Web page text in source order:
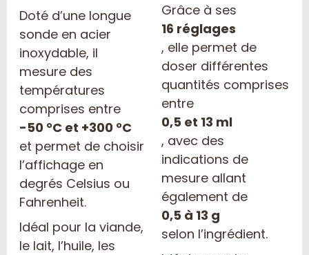
Doté d’une longue
sonde en acier
inoxydable, il
mesure des
températures
comprises entre
-50 °C et +300 °C
et permet de choisir
l’affichage en
degrés Celsius ou
Fahrenheit.
Idéal pour la viande,
le lait, l’huile, les
Grâce à ses
16 réglages
, elle permet de
doser différentes
quantités comprises
entre
0,5 et 13 ml
, avec des
indications de
mesure allant
également de
0,5 à 13 g
selon l’ingrédient.